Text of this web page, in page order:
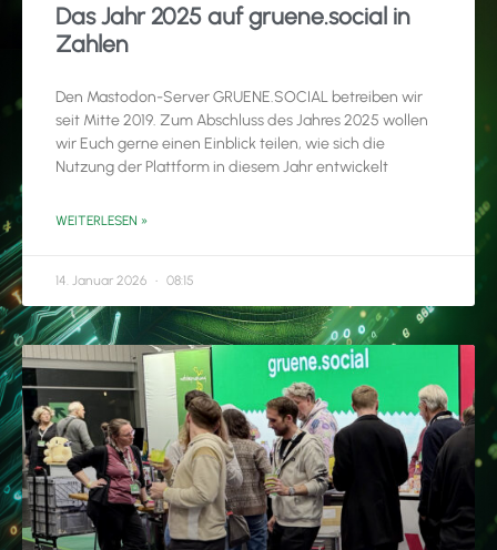
Das Jahr 2025 auf gruene.social in
Zahlen
Den Mastodon-Server GRUENE.SOCIAL betreiben wir
seit Mitte 2019. Zum Abschluss des Jahres 2025 wollen
wir Euch gerne einen Einblick teilen, wie sich die
Nutzung der Plattform in diesem Jahr entwickelt
WEITERLESEN »
14. Januar 2026 08:15